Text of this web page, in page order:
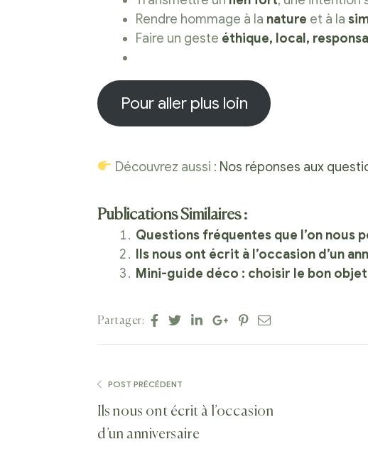
Rendre hommage à la nature et à la
Faire un geste éthique, local,
Pour aller plus loin
Découvrez aussi : Nos réponses aux
Publications Similaires :
Questions fréquentes que l’on nous
Ils nous ont écrit à l’occasion d’un
Mini-guide déco : choisir le bon
Partager: Facebook
TwitterLinkedinGoogle+Pinterest
E-
POST PRÉCÉDENT
Ils nous ont écrit à l’occasion
d’un anniversaire